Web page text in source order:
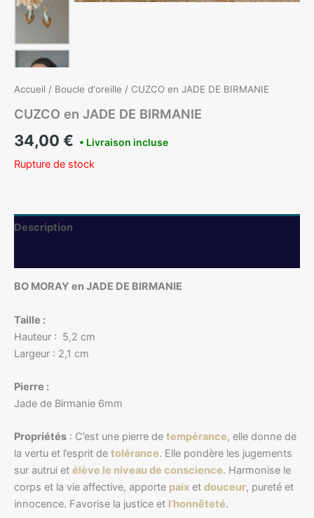
Accueil / Boucle d'oreille / CUZCO en JADE DE BIRMANIE
CUZCO en JADE DE BIRMANIE
34,00 €
Rupture de stock
Description
BO MORAY en JADE DE BIRMANIE
Taille :
Hauteur : 5,2 cm
Largeur : 2,1 cm
Pierre :
Jade de Birmanie 6mm
Propriétés : C’est une pierre de tempérance, elle donne de
la vertu et l’esprit de tolérance. Elle pondère les jugements
sur autrui et élève le niveau de conscience. Harmonise le
corps et la vie affective, apporte paix et douceur, pureté et
innocence. Favorise la justice et l’honnêteté.